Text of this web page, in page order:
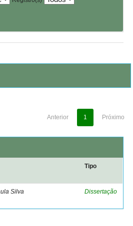
Anterior 1 Próximo
Tipo
Silva Dissertação